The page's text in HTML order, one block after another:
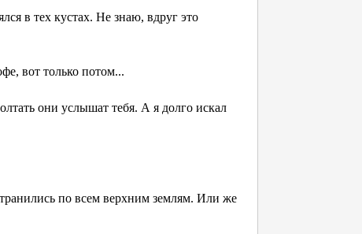
в тех кустах. Не знаю, вдруг это
вот только потом...
они услышат тебя. А я долго искал
по всем верхним землям. Или же